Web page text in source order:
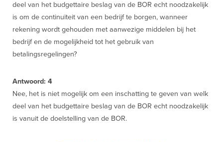
deel van het budgettaire beslag van de BOR echt noodzakelijk
is om de continuïteit van een bedrijf te borgen, wanneer
rekening wordt gehouden met aanwezige middelen bij het
bedrijf en de mogelijkheid tot het gebruik van
betalingsregelingen?
Antwoord: 4
Nee, het is niet mogelijk om een inschatting te geven van welk
deel van het budgettaire beslag van de BOR echt noodzakelijk
is vanuit de doelstelling van de BOR.